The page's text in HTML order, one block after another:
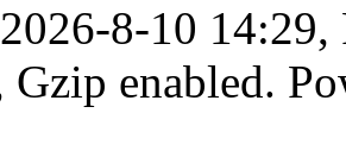
8-10 14:29,
Gzip enabled.